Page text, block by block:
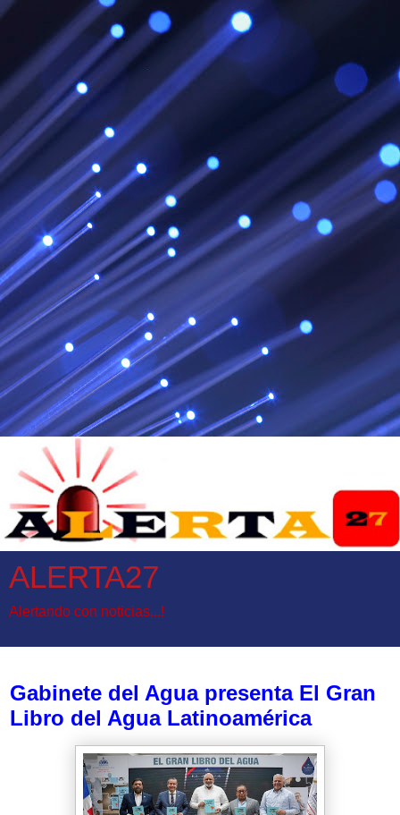
ALERTA27
Alertando con noticias...!
Gabinete del Agua presenta El Gran
Libro del Agua Latinoamérica